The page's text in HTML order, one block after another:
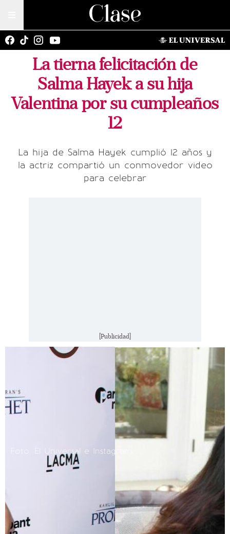
La tierna felicitación de
Salma Hayek a su hija
Valentina por su cumpleaños
12
La hija de Salma Hayek cumplió 12 años y
la actriz compartió un conmovedor video
para celebrar
[Publicidad]
Foto: El Universal e Instagram